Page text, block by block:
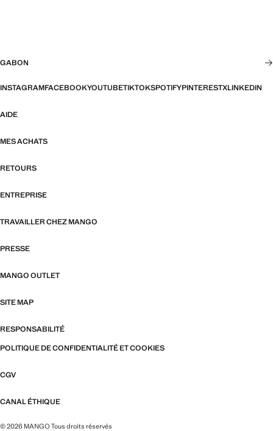
GABON
INSTAGRAMFACEBOOKYOUTUBETIKTOKSPOTIFYPINTERESTXLINKEDIN
AIDE
MES ACHATS
RETOURS
ENTREPRISE
TRAVAILLER CHEZ MANGO
PRESSE
MANGO OUTLET
SITE MAP
RESPONSABILITÉ
POLITIQUE DE CONFIDENTIALITÉ ET COOKIES
CGV
CANAL ÉTHIQUE
© 2026 MANGO Tous droits réservés